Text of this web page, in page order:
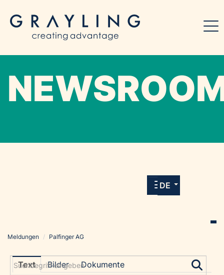
allen Meldungen und Downloads unserer
DE
Grayling Agentur
Meldungen / Palfinger AG
Text Bilder Dokumente